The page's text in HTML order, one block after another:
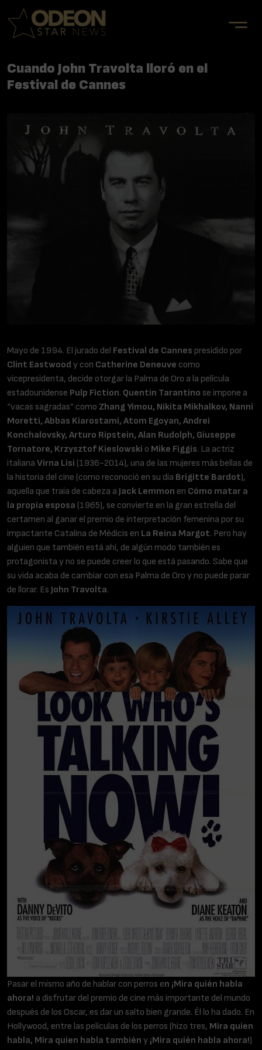
Cuando John Travolta lloró en el
Festival de Cannes
Mayo de 1994. El jurado del Festival de Cannes presidido por
Clint Eastwood y con Catherine Deneuve como
vicepresidenta, decide otorgar la Palma de Oro a la película
estadounidense Pulp Fiction. Quentin Tarantino se impone a
“vacas sagradas” como Zhang Yimou, Nikita Mikhalkov, Nanni
Moretti, Abbas Kiarostami, Atom Egoyan, Andrei
Konchalovsky, Arturo Ripstein, Alan Rudolph, Giuseppe
Tornatore, Krzysztof Kieslowski o Mike Figgis. La actriz
italiana Virna Lisi (1936-2014), una de las mujeres más bellas de
la historia del cine (como reconoció en su día Brigitte Bardot),
aquella que traía de cabeza a Jack Lemmon en Cómo matar a
la propia esposa (1965), se convierte en la gran estrella del
certamen al ganar el premio de interpretación femenina por su
impactante Catalina de Médicis en La Reina Margot. Pero hay
alguien que también está ahí, de algún modo también es
protagonista y no se puede creer lo que está pasando. Sabe que
su vida acaba de cambiar con esa Palma de Oro y no puede parar
de llorar. Es John Travolta.
Pasar el mismo año de hablar con perros en ¡Mira quién habla
ahora! a disfrutar del premio de cine más importante del mundo
después de los Oscar, es dar un salto bien grande. Él lo ha dado. En
Hollywood, entre las películas de los perros (hizo tres, Mira quien
habla, Mira quien habla también y ¡Mira quién habla ahora!)